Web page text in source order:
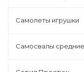
Самолеты игрушки
Самосвалы средние